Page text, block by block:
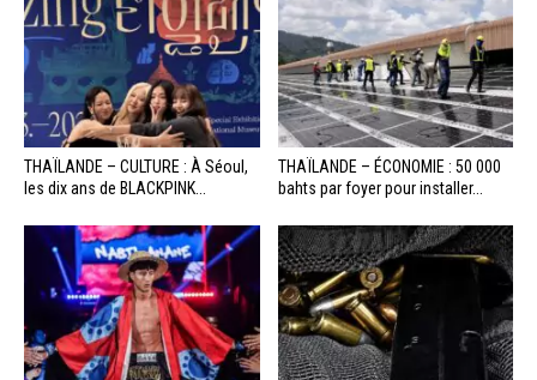
THAÏLANDE – CULTURE : À Séoul,
les dix ans de BLACKPINK...
THAÏLANDE – ÉCONOMIE : 50 000
bahts par foyer pour installer...